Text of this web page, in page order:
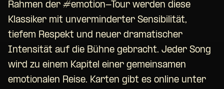
Rahmen der #emotion-Tour werden diese
Klassiker mit unverminderter Sensibilität,
tiefem Respekt und neuer dramatischer
Intensität auf die Bühne gebracht. Jeder Song
wird zu einem Kapitel einer gemeinsamen
emotionalen Reise. Karten gibt es online unter